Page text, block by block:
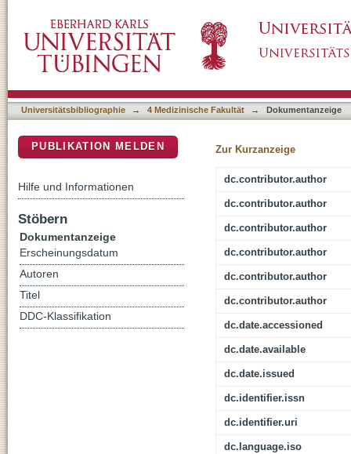
prospective open-label clinical trial
Universitätsbibliographie → 4 Medizinische Fakultät → Dokumentanzeige
Zur Kurzanzeige
dc.contributor.author
dc.contributor.author
dc.contributor.author
dc.contributor.author
dc.contributor.author
dc.contributor.author
dc.date.accessioned
dc.date.available
dc.date.issued
dc.identifier.issn
dc.identifier.uri
dc.language.iso
PUBLIKATION MELDEN
Hilfe und Informationen
Stöbern
Dokumentanzeige
Erscheinungsdatum
Autoren
Titel
DDC-Klassifikation